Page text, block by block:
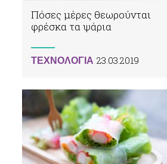
Πόσες μέρες θεωρούνται
φρέσκα τα ψάρια
ΤΕΧΝΟΛΟΓΙΑ 23.03.2019